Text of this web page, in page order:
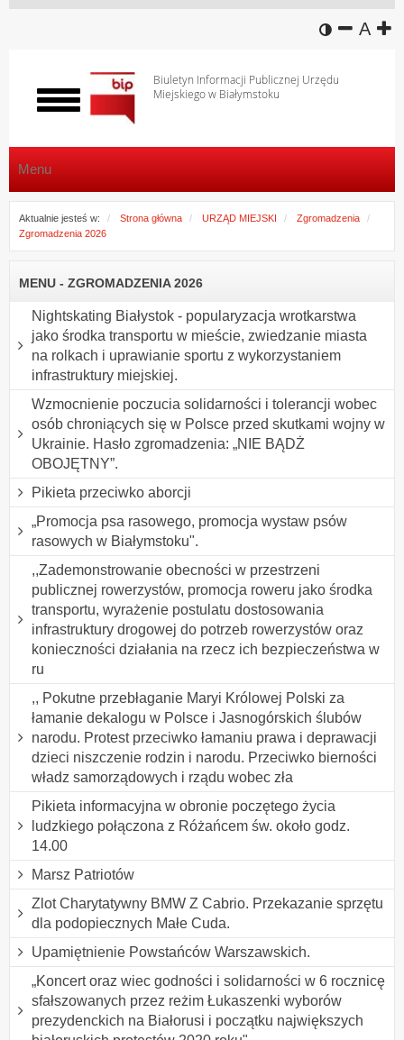
wersja
A
Biuletyn Informacji Publicznej Urzędu
Miejskiego w Białymstoku
Włącz
menu
Menu
Aktualnie jesteś w: Strona główna URZĄD MIEJSKI
Zgromadzenia
Zgromadzenia 2026
MENU - ZGROMADZENIA 2026
Nightskating Białystok - popularyzacja wrotkarstwa
jako środka transportu w mieście, zwiedzanie miasta
na rolkach i uprawianie sportu z wykorzystaniem
infrastruktury miejskiej.
Wzmocnienie poczucia solidarności i tolerancji wobec
osób chroniących się w Polsce przed skutkami wojny w
Ukrainie. Hasło zgromadzenia: „NIE BĄDŻ
OBOJĘTNY”.
Pikieta przeciwko aborcji
„Promocja psa rasowego, promocja wystaw psów
rasowych w Białymstoku".
,,Zademonstrowanie obecności w przestrzeni
publicznej rowerzystów, promocja roweru jako środka
transportu, wyrażenie postulatu dostosowania
infrastruktury drogowej do potrzeb rowerzystów oraz
konieczności działania na rzecz ich bezpieczeństwa w
ru
,, Pokutne przebłaganie Maryi Królowej Polski za
łamanie dekalogu w Polsce i Jasnogórskich ślubów
narodu. Protest przeciwko łamaniu prawa i deprawacji
dzieci niszczenie rodzin i narodu. Przeciwko bierności
władz samorządowych i rządu wobec zła
Pikieta informacyjna w obronie poczętego życia
ludzkiego połączona z Różańcem św. około godz.
14.00
Marsz Patriotów
Zlot Charytatywny BMW Z Cabrio. Przekazanie sprzętu
dla podopiecznych Małe Cuda.
Upamiętnienie Powstańców Warszawskich.
„Koncert oraz wiec godności i solidarności w 6 rocznicę
sfałszowanych przez reżim Łukaszenki wyborów
prezydenckich na Białorusi i początku największych